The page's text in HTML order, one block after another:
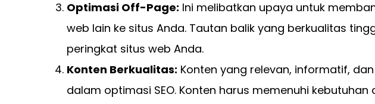
Optimasi Off-Page: Ini melibatkan upaya untuk
web lain ke situs Anda. Tautan balik yang berkualitas
peringkat situs web Anda.
Konten Berkualitas: Konten yang relevan, informatif,
dalam optimasi SEO. Konten harus memenuhi